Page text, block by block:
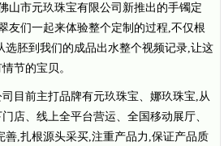
山市元玖珠宝有限公司新推出的手镯定
友们一起来体验整个定制的过程,不仅根
选胚到我们的成品出水整个视频记录,让这
节的宝贝。
目前主打品牌有元玖珠宝、娜玖珠宝,从
店、线上全平台营运、全国移动展厅、
善,扎根源头采买,注重产品力,保证产品质